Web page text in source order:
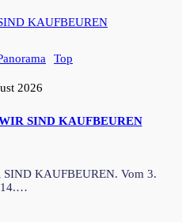
Top
2026
SIND KAUFBEUREN
SIND KAUFBEUREN. Vom 3.
14.…